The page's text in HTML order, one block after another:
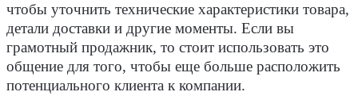
чтобы уточнить технические характеристики товара,
детали доставки и другие моменты. Если вы
грамотный продажник, то стоит использовать это
общение для того, чтобы еще больше расположить
потенциального клиента к компании.